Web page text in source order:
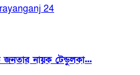
24
জনতার নায়ক টেন্ডুলকা...